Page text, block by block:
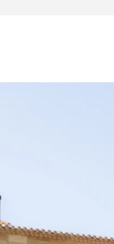
de carbone